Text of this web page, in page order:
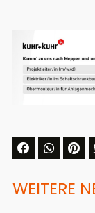
WEITERE